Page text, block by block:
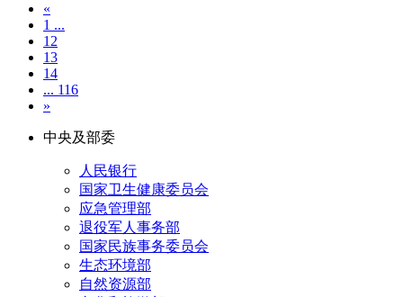
«
1 ...
12
13
14
... 116
»
中央及部委
人民银行
国家卫生健康委员会
应急管理部
退役军人事务部
国家民族事务委员会
生态环境部
自然资源部